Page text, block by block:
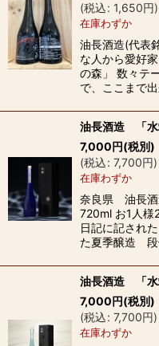
(税込: 1,650円)
在庫わずか
油長酒造(代表
な人から愛好
の森」 数々テ
で、ここまで
油長酒造 「水
7,000円(税別)
(税込: 7,700円)
在庫わずか
奈良県 油長酒
720ml お1人様
日記に記され
た夏季醸造 段
油長酒造 「水
7,000円(税別)
(税込: 7,700円)
在庫わずか